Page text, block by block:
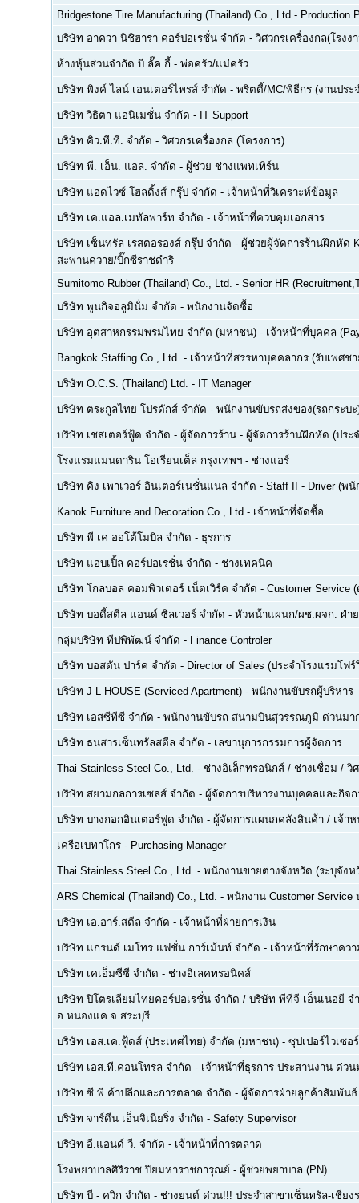
Bridgestone Tire Manufacturing (Thailand) Co., Ltd - Production
บริษัท อาควา นิชิฮาร่า คอร์ปอเรชั่น จำกัด - วิศวกรเครื่องกล(โรงง
ห้างหุ้นส่วนจำกัด บี.ลั๊ค.กี้ - พ่อครัว/แม่ครัว
บริษัท พิงค์ ไลน์ เอนเตอร์ไพรส์ จำกัด - พริตตี้/MC/พิธีกร (งานประ
บริษัท วิธิตา แอนิเมชั่น จำกัด - IT Support
บริษัท คิว.ที.ที. จำกัด - วิศวกรเครื่องกล (โครงการ)
บริษัท พี. เอ็น. แอล. จำกัด - ผู้ช่วย ช่างแพทเทิร์น
บริษัท แอดไวซ์ โฮลดิ้งส์ กรุ๊ป จำกัด - เจ้าหน้าที่วิเคราะห์ข้อมูล
บริษัท เค.แอล.เมทัลพาร์ท จำกัด - เจ้าหน้าที่ควบคุมเอกสาร
บริษัท เซ็นทรัล เรสตอรองส์ กรุ๊ป จำกัด - ผู้ช่วยผู้จัดการร้านฝึกหัด
สะพานควาย/บิ๊กซีราชดำริ
Sumitomo Rubber (Thailand) Co., Ltd. - Senior HR
บริษัท พูนกิจอลูมินั่ม จำกัด - พนักงานจัดซื้อ
บริษัท อุตสาหกรรมพรมไทย จำกัด (มหาชน) - เจ้าหน้าที่บุคคล
Bangkok Staffing Co., Ltd. - เจ้าหน้าที่สรรหาบุคคลากร (รับเพศช
บริษัท O.C.S. (Thailand) Ltd. - IT Manager
บริษัท ตระกูลไทย โปรดักส์ จำกัด - พนักงานขับรถส่งของ(รถกระบะ
บริษัท เชสเตอร์ฟู้ด จำกัด - ผู้จัดการร้าน - ผู้จัดการร้านฝึกหัด (ประ
โรงแรมแมนดาริน โอเรียนเต็ล กรุงเทพฯ - ช่างแอร์
บริษัท คิง เพาเวอร์ อินเตอร์เนชั่นแนล จำกัด - Staff II - Driver (พ
Kanok Furniture and Decoration Co., Ltd - เจ้าหน้าที่จัดซื้อ
บริษัท พี เค ออโต้โมบิล จำกัด - ธุรการ
บริษัท แอบเปิ้ล คอร์ปอเรชั่น จำกัด - ช่างเทคนิค
บริษัท โกลบอล คอมพิวเตอร์ เน็ตเวิร์ค จำกัด - Customer Service
บริษัท บอดี้สตีล แอนด์ ซิลเวอร์ จำกัด - หัวหน้าแผนก/ผช.ผจก. ฝ่า
กลุ่มบริษัท ทีปพิพัฒน์ จำกัด - Finance Controler
บริษัท บอสตัน ปาร์ค จำกัด - Director of Sales (ประจำโรงแรมโ
บริษัท J L HOUSE (Serviced Apartment) - พนักงานขับรถผู้บริหาร
บริษัท เอสซีทีซี จำกัด - พนักงานขับรถ สนามบินสุวรรณภูมิ ด่วนมา
บริษัท ธนสารเซ็นทรัลสตีล จำกัด - เลขานุการกรรมการผู้จัดการ
Thai Stainless Steel Co., Ltd. - ช่างอิเล็กทรอนิกส์ / ช่างเชื่อม / วิ
บริษัท สยามกลการเซลส์ จำกัด - ผู้จัดการบริหารงานบุคคลและกิจก
บริษัท บางกอกอินเตอร์ฟูด จำกัด - ผู้จัดการแผนกคลังสินค้า / เจ้า
เครือเบทาโกร - Purchasing Manager
Thai Stainless Steel Co., Ltd. - พนักงานขายต่างจังหวัด (ระบุจังห
ARS Chemical (Thailand) Co., Ltd. - พนักงาน Customer Service
บริษัท เอ.อาร์.สตีล จำกัด - เจ้าหน้าที่ฝ่ายการเงิน
บริษัท แกรนด์ เมโทร แฟชั่น การ์เม้นท์ จำกัด - เจ้าหน้าที่รักษาคว
บริษัท เคเอ็มซีซี จำกัด - ช่างอิเลคทรอนิคส์
บริษัท ปิโตรเลียมไทยคอร์ปอเรชั่น จำกัด / บริษัท พีทีจี เอ็นเนอยี จ
อ.หนองแค จ.สระบุรี
บริษัท เอส.เค.ฟู้ดส์ (ประเทศไทย) จำกัด (มหาชน) - ซุปเปอร์ไวเซ
บริษัท เอส.ที.คอนโทรล จำกัด - เจ้าหน้าที่ธุรการ-ประสานงาน ด่วน
บริษัท ซี.พี.ค้าปลีกและการตลาด จำกัด - ผู้จัดการฝ่ายลูกค้าสัมพันธ์
บริษัท จาร์ดีน เอ็นจิเนียริ่ง จำกัด - Safety Supervisor
บริษัท อี.แอนด์ วี. จำกัด - เจ้าหน้าที่การตลาด
โรงพยาบาลศิริราช ปิยมหาราชการุณย์ - ผู้ช่วยพยาบาล (PN)
บริษัท บี - ควิก จำกัด - ช่างยนต์ ด่วน!!! ประจำสาขาเซ็นทรัล-เชียง